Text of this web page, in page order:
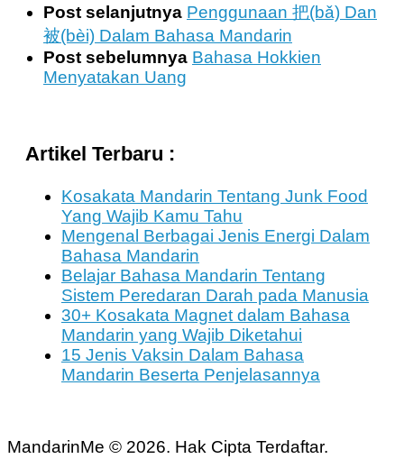
Post selanjutnya Penggunaan 把(bǎ) Dan
被(bèi) Dalam Bahasa Mandarin
Post sebelumnya Bahasa Hokkien
Menyatakan Uang
Artikel Terbaru :
Kosakata Mandarin Tentang Junk Food
Yang Wajib Kamu Tahu
Mengenal Berbagai Jenis Energi Dalam
Bahasa Mandarin
Belajar Bahasa Mandarin Tentang
Sistem Peredaran Darah pada Manusia
30+ Kosakata Magnet dalam Bahasa
Mandarin yang Wajib Diketahui
15 Jenis Vaksin Dalam Bahasa
Mandarin Beserta Penjelasannya
MandarinMe © 2026. Hak Cipta Terdaftar.